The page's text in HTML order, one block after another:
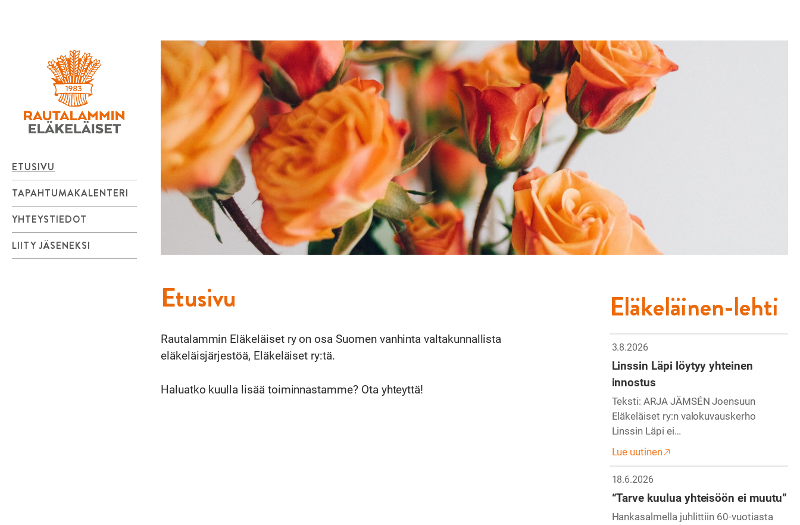
Rautalammin
Eläkeläiset
ry
ETUSIVU
TAPAHTUMAKALENTERI
YHTEYSTIEDOT
LIITY JÄSENEKSI
Etusivu
Rautalammin Eläkeläiset ry on osa Suomen vanhinta valtakunnallista
eläkeläisjärjestöä, Eläkeläiset ry:tä.
Haluatko kuulla lisää toiminnastamme? Ota yhteyttä!
Eläkeläinen-lehti
3.8.2026
Linssin Läpi löytyy yhteinen
innostus
Teksti: ARJA JÄMSÉN Joensuun
Eläkeläiset ry:n valokuvauskerho
Linssin Läpi ei…
Lue uutinen
18.6.2026
“Tarve kuulua yhteisöön ei muutu”
Hankasalmella juhlittiin 60-vuotiasta